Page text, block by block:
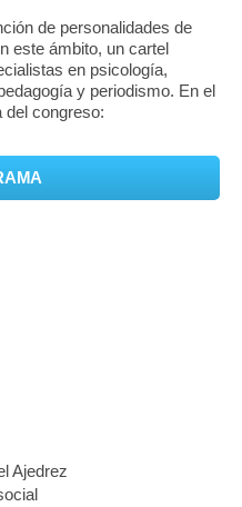
de personalidades de
este ámbito, un cartel
en psicología,
y periodismo. En el
del congreso:
Ajedrez